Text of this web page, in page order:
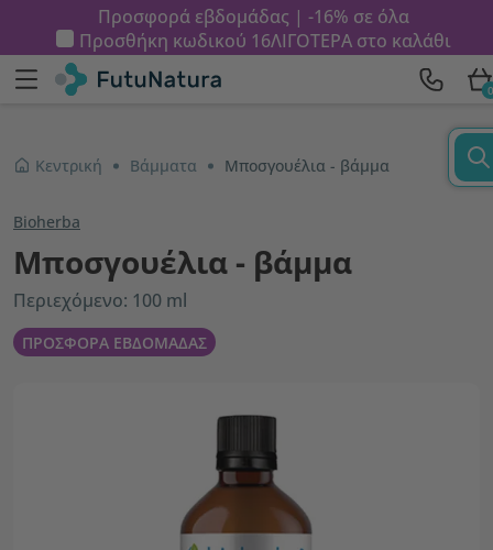
Προσφορά εβδομάδας | -16% σε όλα
Προσθήκη κωδικού 16ΛΙΓΟΤΕΡΑστο καλάθι
0
Κεντρική Βάμματα Μποσγουέλια - βάμμα
Bioherba
Μποσγουέλια - βάμμα
Περιεχόμενο: 100 ml
ΠΡΟΣΦΟΡΑ ΕΒΔΟΜΑΔΑΣ